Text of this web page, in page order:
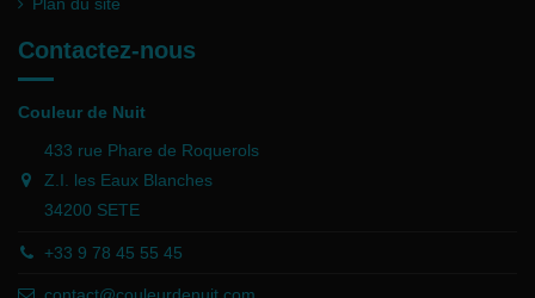
Plan du site
Contactez-nous
Couleur de Nuit
433 rue Phare de Roquerols
Z.I. les Eaux Blanches
34200 SETE
+33 9 78 45 55 45
contact@couleurdenuit.com